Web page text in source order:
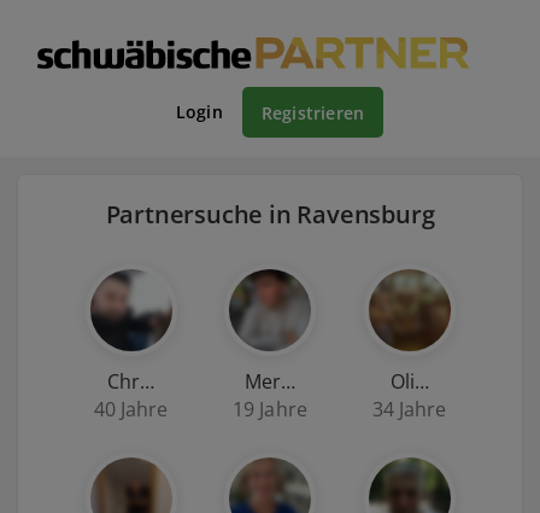
Login Registrieren
Partnersuche in Ravensburg
Chr…
40 Jahre
Mer…
19 Jahre
Oli…
34 Jahre